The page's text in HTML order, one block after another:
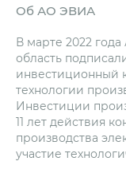
Об АО ЭВИА
В марте 2022
область
инвестиционный
технологии
Инвестиции
11 лет действия
производства
участие